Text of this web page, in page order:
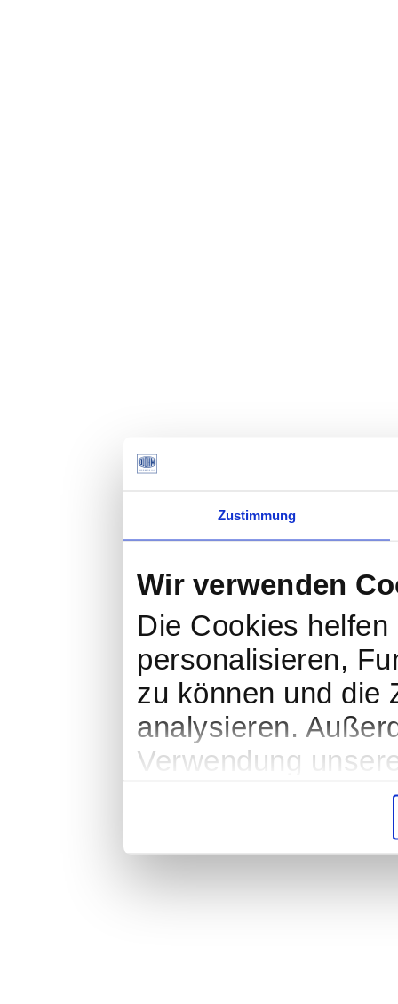
Zustimmung
Wir verwenden
Die Cookies
personalisieren,
zu können und die
analysieren.
Verwendung
soziale Medien,
weiteren Daten